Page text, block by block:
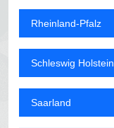
Rheinland-Pfalz
Schleswig Holstein
Saarland